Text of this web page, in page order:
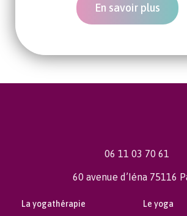
En savoir plus
06 11 03 70 61
60 avenue d’Iéna 75116
La yogathérapie Le yoga